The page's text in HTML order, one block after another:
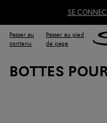
SE
Passer au
contenu
Passer au pied
de page
BOTTES